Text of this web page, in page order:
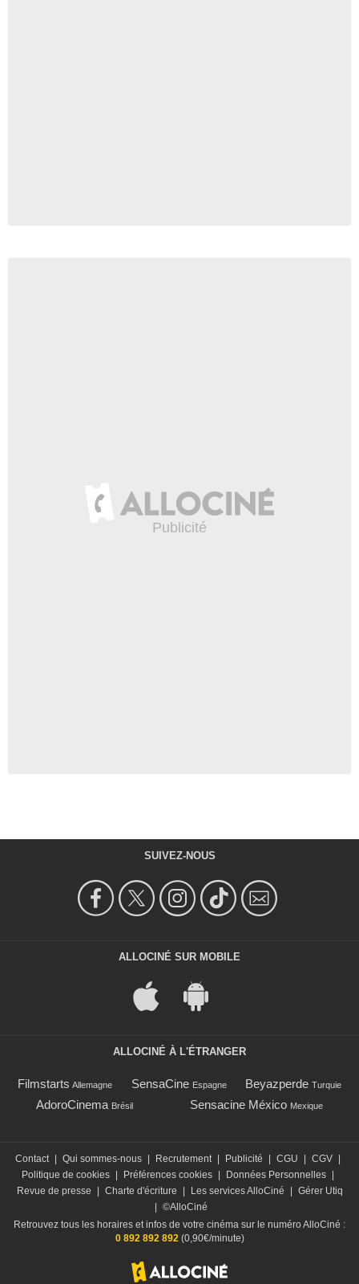
SUIVEZ-NOUS
ALLOCINÉ SUR MOBILE
ALLOCINÉ À L'ÉTRANGER
Filmstarts Allemagne SensaCine Espagne Beyazperde Turquie
AdoroCinema Brésil Sensacine México Mexique
Contact Qui sommes-nous Recrutement Publicité CGU CGV
Politique de cookies
Préférences cookies Données Personnelles
Revue de presse
Charte d'écriture Les services AlloCiné
Gérer Utiq
©AlloCiné
Retrouvez tous les horaires et infos de votre cinéma sur le numéro AlloCiné :
0 892 892 892(0,90€/minute)